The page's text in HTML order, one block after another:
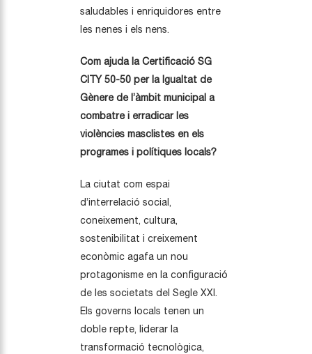
saludables i enriquidores entre
les nenes i els nens.
Com ajuda la Certificació SG
CITY 50-50 per la Igualtat de
Gènere de l’àmbit municipal a
combatre i erradicar les
violències masclistes en els
programes i polítiques locals?
La ciutat com espai
d’interrelació social,
coneixement, cultura,
sostenibilitat i creixement
econòmic agafa un nou
protagonisme en la configuració
de les societats del Segle XXI.
Els governs locals tenen un
doble repte, liderar la
transformació tecnològica,